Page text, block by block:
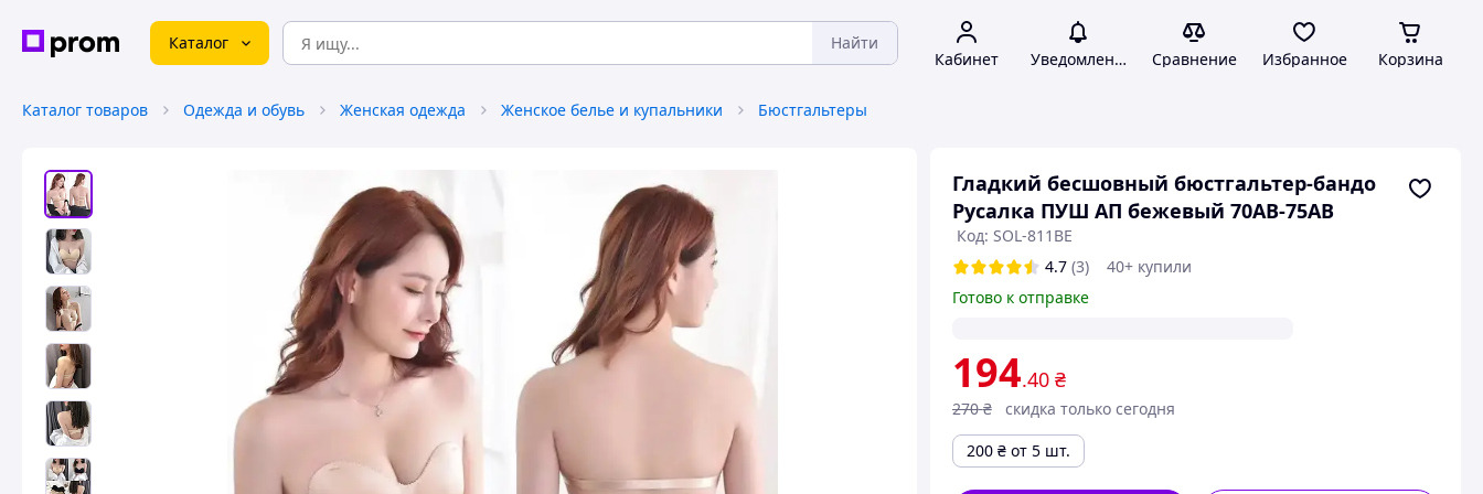
Каталог Найти
Кабинет Уведомления Сравнение Избранное Корзина
Каталог товаров Одежда и обувь Женская одежда Женское белье и купальники Бюстгальтеры
Гладкий бесшовный бюстгальтер-бандо
Русалка ПУШ АП бежевый 70АВ-75АВ
Код: SOL-811BE
4.7 (3)
40+ купили
Готово к отправке
194.40 ₴
270 ₴
скидка только сегодня
200 ₴ от 5 шт.